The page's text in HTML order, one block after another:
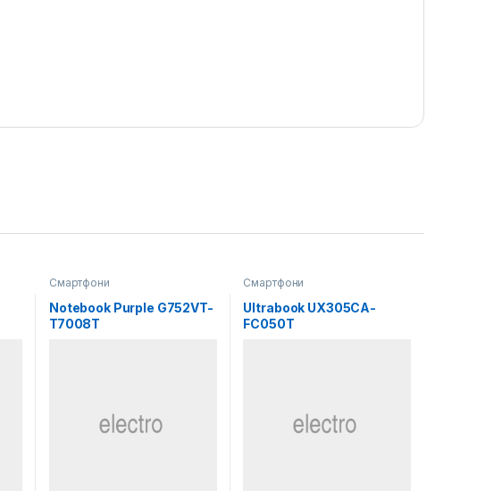
Смартфони
Notebook Purple G752VT-
T7008T
Смартфони
Ultrabook UX305CA-
FC050T